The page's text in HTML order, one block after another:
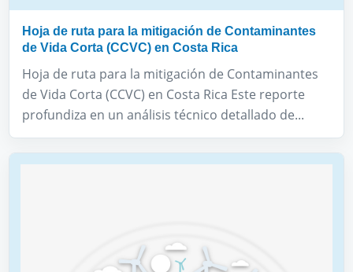
Hoja de ruta para la mitigación de Contaminantes
de Vida Corta (CCVC) en Costa Rica
Hoja de ruta para la mitigación de Contaminantes
de Vida Corta (CCVC) en Costa Rica Este reporte
profundiza en un análisis técnico detallado de...